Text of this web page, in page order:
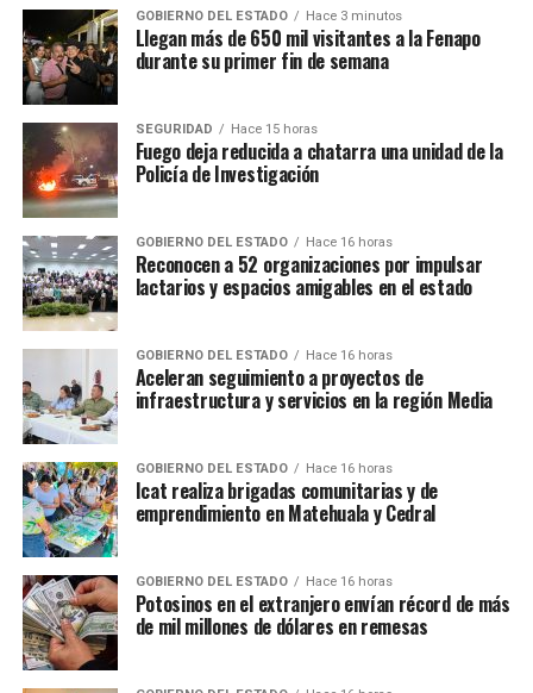
GOBIERNO DEL ESTADO Hace 3 minutos
Llegan más de 650 mil visitantes a la Fenapo
durante su primer fin de semana
SEGURIDAD Hace 15 horas
Fuego deja reducida a chatarra una unidad de la
Policía de Investigación
GOBIERNO DEL ESTADO Hace 16 horas
Reconocen a 52 organizaciones por impulsar
lactarios y espacios amigables en el estado
GOBIERNO DEL ESTADO Hace 16 horas
Aceleran seguimiento a proyectos de
infraestructura y servicios en la región Media
GOBIERNO DEL ESTADO Hace 16 horas
Icat realiza brigadas comunitarias y de
emprendimiento en Matehuala y Cedral
GOBIERNO DEL ESTADO Hace 16 horas
Potosinos en el extranjero envían récord de más
de mil millones de dólares en remesas